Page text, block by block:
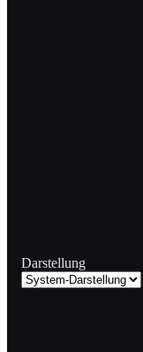
Darstellung